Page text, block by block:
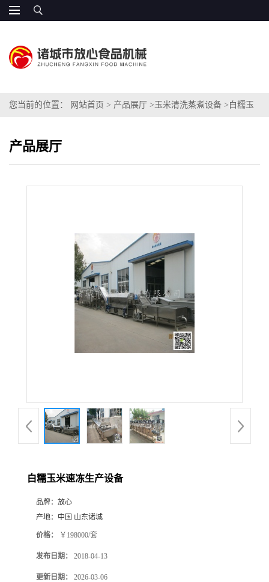
您当前的位置： 网站首页 > 产品展厅 > 玉米清洗蒸煮设备 > 白糯玉
产品展厅
白糯玉米速冻生产设备
品牌： 放心
产地： 中国 山东诸城
价格： ￥198000/套
发布日期： 2018-04-13
更新日期： 2026-03-06